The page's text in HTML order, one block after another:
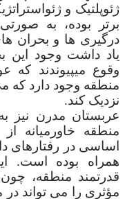
ژئوپلتیک و
برتر بوده، به
درگیری ها و بحران
یاد داشت وجود این
وقوع میپیوندند که
منطقه وجود دارد که
نزدیک کند.
عربستان مدرن نیز
منطقه خاورمیانه
اساسی در رفتارهای
همراه بوده است.
قدرتمند منطقه،
مؤثری را می تواند در